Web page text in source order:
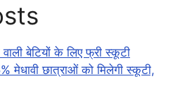
बेटियों के लिए फ्री स्कूटी
मेधावी छात्राओं को मिलेगी स्कूटी,